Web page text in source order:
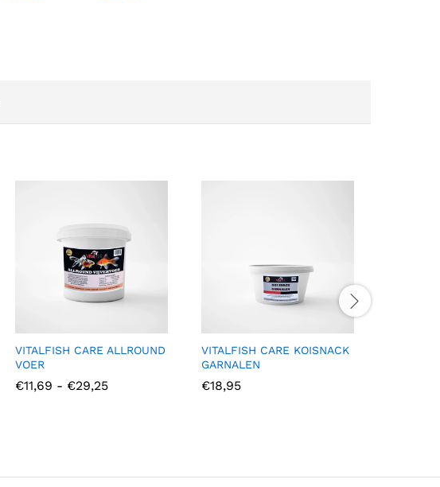
VITALFISH CARE ALLROUND
VOER
€11,69 - €29,25Prijsklasse:
VITALFISH CARE KOISNACK
GARNALEN
€18,95